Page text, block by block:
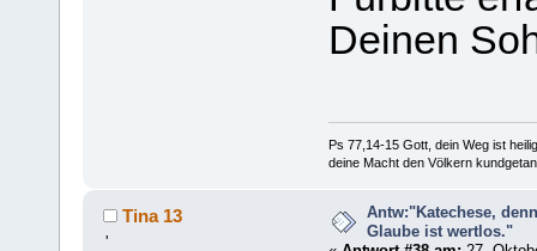
Deinen
Ps 77,14-15 Gott, dein Weg ist
deine Macht den Völkern
Tina 13
'
Antw:"Katechese,
Glaube ist wertlos."